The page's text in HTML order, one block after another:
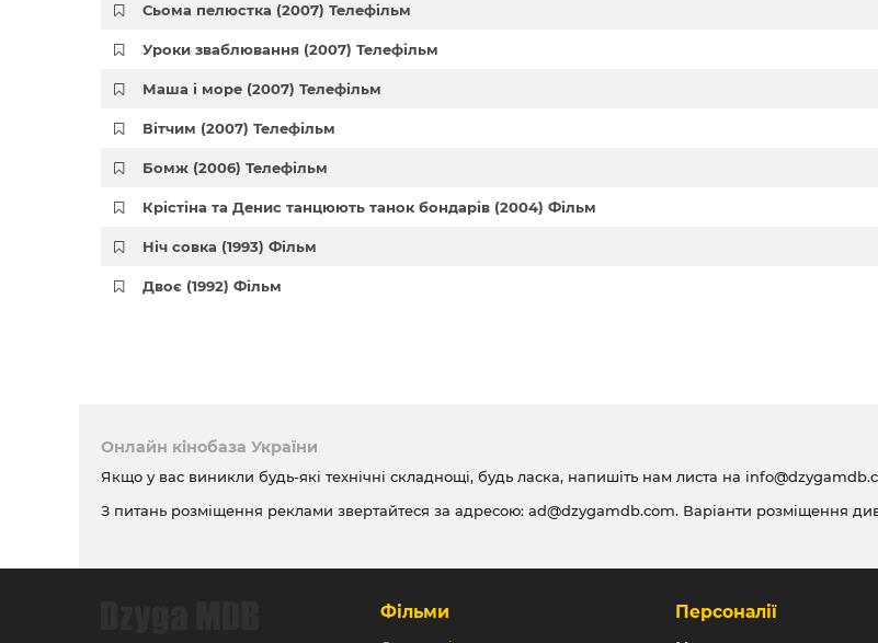
Сьома пелюстка (2007) Телефільм
Уроки зваблювання (2007) Телефільм
Маша і море (2007) Телефільм
Вітчим (2007) Телефільм
Бомж (2006) Телефільм
Крістіна та Денис танцюють танок бондарів (2004) Фільм
Ніч совка (1993) Фільм
Двоє (1992) Фільм
Онлайн кінобаза України
Якщо у вас виникли будь-які технічні складнощі, будь ласка, напишіть нам листа на
З питань розміщення реклами звертайтеся за адресою: ad@dzygamdb.com. Варіанти розміщення
Фільми
Персоналії